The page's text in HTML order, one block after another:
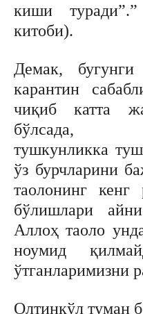
киши
китоби).
Демак, бугунги
карантин
чиқиб катта
бўлсада,
тушкунликка
ўз бурчларини
таолонинг кенг
бўлишлари
Аллоҳ таоло
ноумид
ўтганларимизни
Олтинкўл туман